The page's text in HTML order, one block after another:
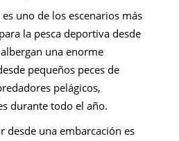
uno de los escenarios más
la pesca deportiva desde
una enorme
pequeños peces de
pelágicos,
durante todo el año.
desde una embarcación es